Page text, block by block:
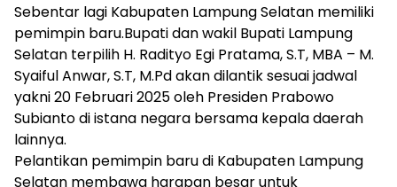
eksklusif,
bergaya
trendi,
mengandung
unsur
edukasi,
gaya
hidup,
hiburan,
Sebentar lagi Kabupaten Lampung Selatan memiliki
pemimpin baru.Bupati dan wakil Bupati Lampung
Selatan terpilih H. Radityo Egi Pratama, S.T, MBA – M.
Syaiful Anwar, S.T, M.Pd akan dilantik sesuai jadwal
yakni 20 Februari 2025 oleh Presiden Prabowo
Subianto di istana negara bersama kepala daerah
lainnya.
Pelantikan pemimpin baru di Kabupaten Lampung
Selatan membawa harapan besar untuk